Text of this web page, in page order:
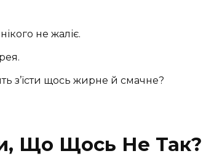
не жаліє.
з’їсти щось жирне й смачне?
Що Щось Не Так?